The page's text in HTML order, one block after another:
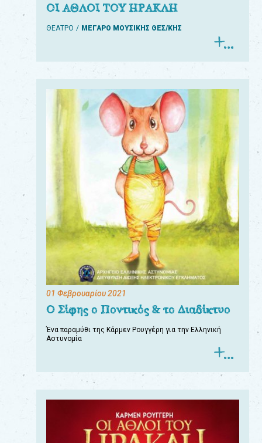
ΟΙ ΑΘΛΟΙ ΤΟΥ ΗΡΑΚΛΗ
ΘΕΑΤΡΟ ΜΕΓΑΡΟ ΜΟΥΣΙΚΗΣ ΘΕΣ/ΚΗΣ
01 Φεβρουαρίου 2021
Ο Σίφης ο Ποντικός & το Διαδίκτυο
Ένα παραμύθι της Κάρμεν Ρουγγέρη για την Ελληνική
Αστυνομία